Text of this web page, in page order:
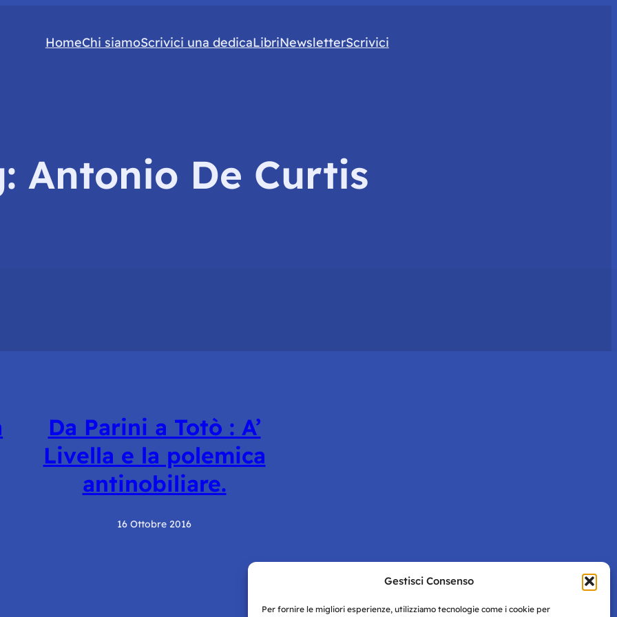
Gestisci Consenso
Per fornire le migliori esperienze, utilizziamo tecnologie come i cookie per
HomeChi siamoScrivici una dedicaLibriNewsletterScrivici
Antonio De Curtis
Da Parini a Totò : A’
Livella e la polemica
antinobiliare.
16 Ottobre 2016